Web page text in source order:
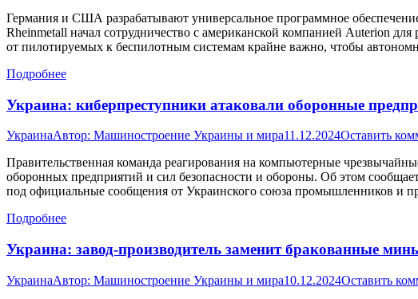
Германия и США разрабатывают универсальное программное
Rheinmetall начал сотрудничество с американской компанией Auterion
от пилотируемых к беспилотным системам крайне важно, чтобы
Подробнее
Украина: киберпреступники атаковали оборонные
УкраинаАвтор: Машиностроение Украины и мира11.12.2024Оставить
Правительственная команда реагирования на компьютерные
оборонных предприятий и сил безопасности и обороны. Об этом
под официальные сообщения от Украинского союза промышленников и
Подробнее
Украина: завод-производитель заменит бракованные
УкраинаАвтор: Машиностроение Украины и мира10.12.2024Оставить